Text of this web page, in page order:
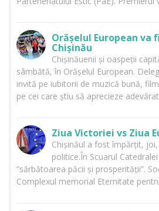
Orășelul European va
Chișinău
Chișinăuenii și oaspeții
sâmbătă, în Orășelul European.
invită pe iubitorii de muzică bună,
pe cei care știu să aprecieze
Ziua Victoriei vs Ziua
Chișinăul a fost împărțit,
politice.În Scuarul
”sărbătoarea păcii și prosperității”.
Complexul memorial Eternitate